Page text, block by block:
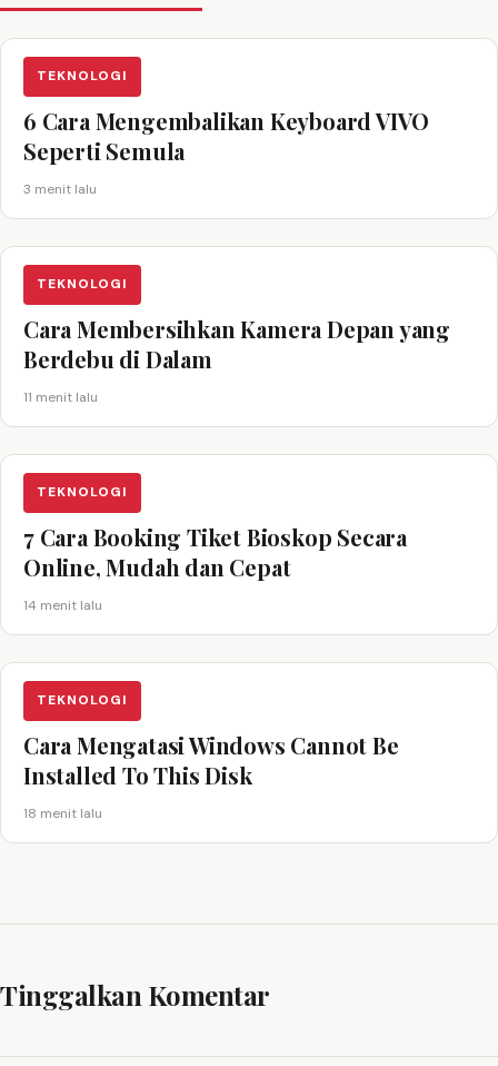
TEKNOLOGI
6 Cara Mengembalikan Keyboard VIVO
Seperti Semula
3 menit lalu
TEKNOLOGI
Cara Membersihkan Kamera Depan yang
Berdebu di Dalam
11 menit lalu
TEKNOLOGI
7 Cara Booking Tiket Bioskop Secara
Online, Mudah dan Cepat
14 menit lalu
TEKNOLOGI
Cara Mengatasi Windows Cannot Be
Installed To This Disk
18 menit lalu
Tinggalkan Komentar